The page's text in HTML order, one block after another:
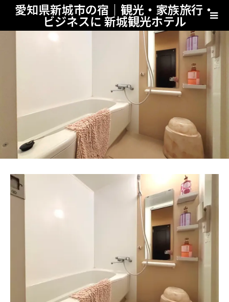
愛知県新城市の宿｜観光・家族旅行・
ビジネスに 新城観光ホテル